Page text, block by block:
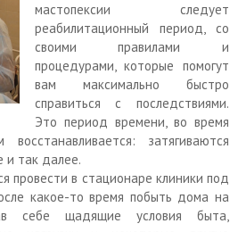
мастопексии следует
реабилитационный период, со
своими правилами и
процедурами, которые помогут
вам максимально быстро
справиться с последствиями.
Это период времени, во время
затягиваются
и так далее.
провести в стационаре клиники под
какое-то время побыть дома на
себе щадящие условия быта,